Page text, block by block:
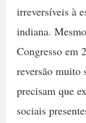
irreversíveis à
indiana.
Congresso em
reversão muito
precisam que
sociais